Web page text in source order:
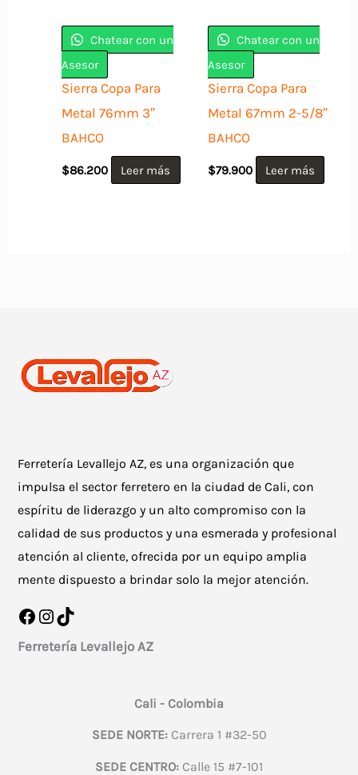
Chatear con un
Asesor
Sierra Copa Para
Metal 76mm 3″
BAHCO
$86.200 Leer más
Chatear con un
Asesor
Sierra Copa Para
Metal 67mm 2-5/8″
BAHCO
$79.900 Leer más
Ferretería Levallejo AZ, es una organización que
impulsa el sector ferretero en la ciudad de Cali, con
espíritu de liderazgo y un alto compromiso con la
calidad de sus productos y una esmerada y profesional
atención al cliente, ofrecida por un equipo amplia
mente dispuesto a brindar solo la mejor atención.
Facebook
Instagram
TikTok
Ferretería Levallejo AZ
Cali - Colombia
SEDE NORTE:Carrera 1 #32-50
SEDE CENTRO: Calle 15 #7-101